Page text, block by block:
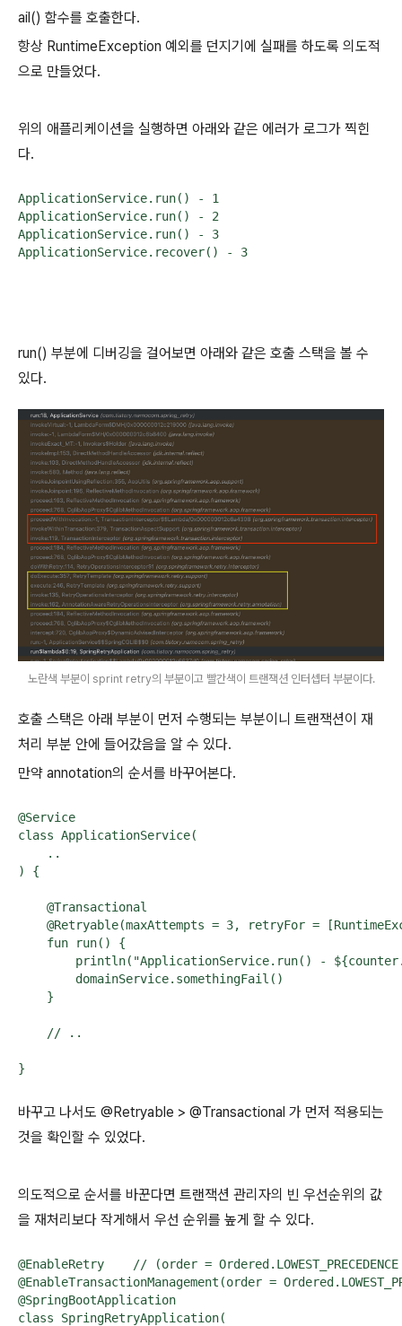
ail() 함수를 호출한다.
항상 RuntimeException 예외를 던지기에 실패를 하도록 의도적
으로 만들었다.
위의 애플리케이션을 실행하면 아래와 같은 에러가 로그가 찍힌
다.
ApplicationService.run() - 1
ApplicationService.run() - 2
ApplicationService.run() - 3
ApplicationService.recover() - 3
run() 부분에 디버깅을 걸어보면 아래와 같은 호출 스택을 볼 수
있다.
노란색 부분이 sprint retry의 부분이고 빨간색이 트랜잭션 인터셉터 부분이다.
호출 스택은 아래 부분이 먼저 수행되는 부분이니 트랜잭션이 재
처리 부분 안에 들어갔음을 알 수 있다.
만약 annotation의 순서를 바꾸어본다.
@Service
class ApplicationService(
    ..
) {
    @Transactional
@Retryable(maxAttempts = 3, retryFor =
    fun run() {
println("ApplicationService.run() -
        domainService.somethingFail()
    }
    // ..
}
바꾸고 나서도 @Retryable > @Transactional 가 먼저 적용되는
것을 확인할 수 있었다.
의도적으로 순서를 바꾼다면 트랜잭션 관리자의 빈 우선순위의 값
을 재처리보다 작게해서 우선 순위를 높게 할 수 있다.
@EnableRetry	// (order = Ordered.LOWEST_PRECEDENCE + 1): overflow로 불가능!
@EnableTransactionManagement(order =
@SpringBootApplication
class SpringRetryApplication(